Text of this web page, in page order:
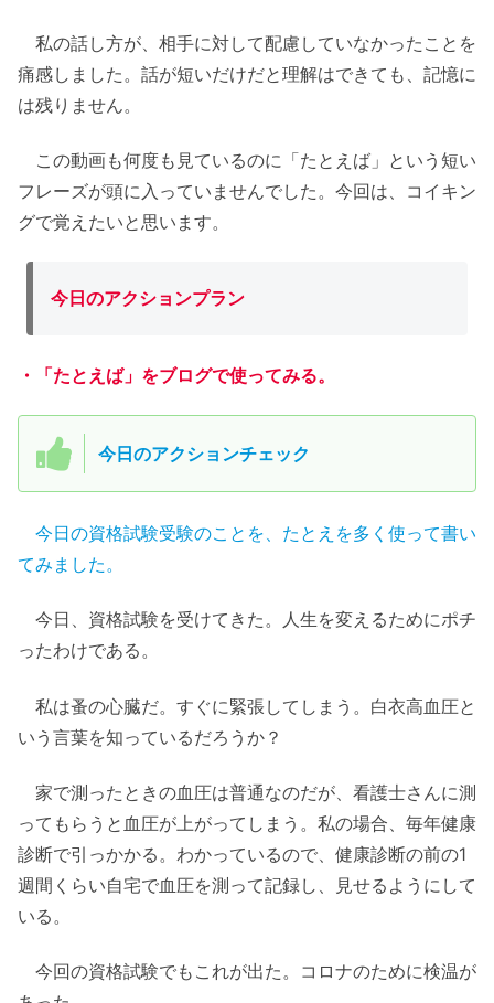
私の話し方が、相手に対して配慮していなかったことを
痛感しました。話が短いだけだと理解はできても、記憶に
は残りません。
この動画も何度も見ているのに「たとえば」という短い
フレーズが頭に入っていませんでした。今回は、コイキン
グで覚えたいと思います。
今日のアクションプラン
・「たとえば」をブログで使ってみる。
今日のアクションチェック
今日の資格試験受験のことを、たとえを多く使って書い
てみました。
今日、資格試験を受けてきた。人生を変えるためにポチ
ったわけである。
私は蚤の心臓だ。すぐに緊張してしまう。白衣高血圧と
いう言葉を知っているだろうか？
家で測ったときの血圧は普通なのだが、看護士さんに測
ってもらうと血圧が上がってしまう。私の場合、毎年健康
診断で引っかかる。わかっているので、健康診断の前の1
週間くらい自宅で血圧を測って記録し、見せるようにして
いる。
今回の資格試験でもこれが出た。コロナのために検温が